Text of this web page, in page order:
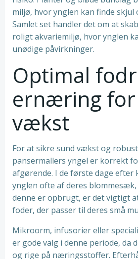
miljø, hvor ynglen kan finde skjul
Samlet set handler det om at
roligt akvariemiljø, hvor ynglen
unødige påvirkninger.
Optimal
ernæring for
vækst
For at sikre sund vækst og
pansermallers yngel er korrekt
afgørende. I de første dage
ynglen ofte af deres
denne er opbrugt, er det vigtigt
foder, der passer til deres små
Mikroorm, infusorier eller
er gode valg i denne periode, da
og rige på næringsstoffer.